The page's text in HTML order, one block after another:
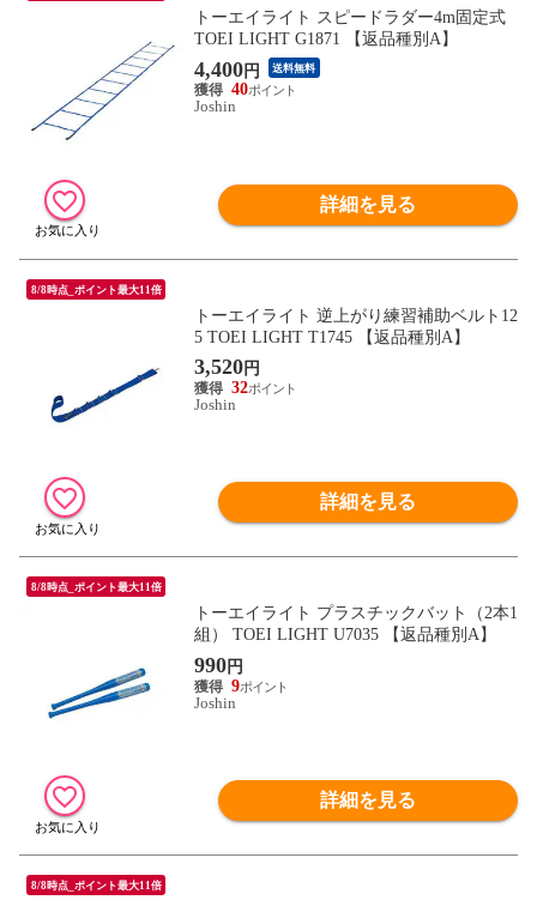
トーエイライト スピードラダー4m固定式
TOEI LIGHT G1871 【返品種別A】
4,400円 送料無料
40
Joshin
詳細を見る
8/8時点_ポイント最大11倍
トーエイライト 逆上がり練習補助ベルト12
5 TOEI LIGHT T1745 【返品種別A】
3,520円
32
Joshin
詳細を見る
8/8時点_ポイント最大11倍
トーエイライト プラスチックバット（2本1
組） TOEI LIGHT U7035 【返品種別A】
990円
9
Joshin
詳細を見る
8/8時点_ポイント最大11倍